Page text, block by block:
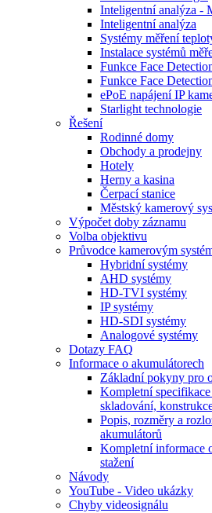
Inteligentní analýza -
Inteligentní analýza
Systémy měření
Instalace systémů
Funkce Face
Funkce Face
ePoE napájení IP
Starlight technologie
Řešení
Rodinné domy
Obchody a prodejny
Hotely
Herny a kasina
Čerpací stanice
Městský kamerový
Výpočet doby záznamu
Volba objektivu
Průvodce kamerovým
Hybridní systémy
AHD systémy
HD-TVI systémy
IP systémy
HD-SDI systémy
Analogové systémy
Dotazy FAQ
Informace o akumulátorech
Základní pokyny pro
Kompletní
skladování,
Popis, rozměry a
akumulátorů
Kompletní informace
stažení
Návody
YouTube - Video ukázky
Chyby videosignálu